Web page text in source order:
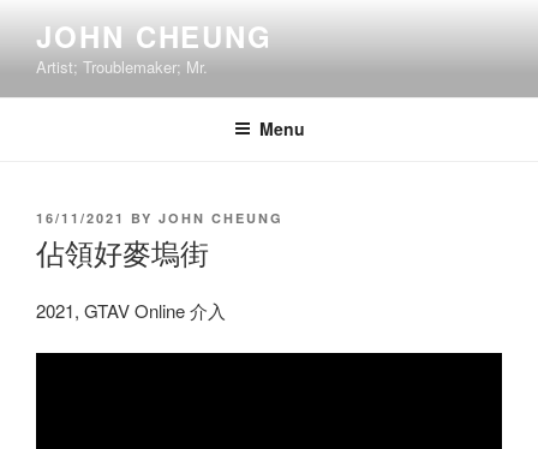
content
JOHN CHEUNG
Artist; Troublemaker; Mr.
Menu
POSTED
ON
16/11/2021 BY JOHN CHEUNG
佔領好麥塢街
2021, GTAV Online 介入